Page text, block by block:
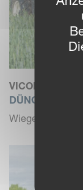
VICON RO-M
Wiegetechnik,